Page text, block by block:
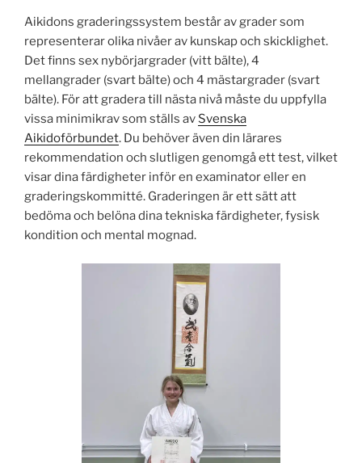
Aikidons graderingssystem består av grader som
representerar olika nivåer av kunskap och skicklighet.
Det finns sex nybörjargrader (vitt bälte), 4
mellangrader (svart bälte) och 4 mästargrader (svart
bälte). För att gradera till nästa nivå måste du uppfylla
vissa minimikrav som ställs av Svenska
Aikidoförbundet. Du behöver även din lärares
rekommendation och slutligen genomgå ett test, vilket
visar dina färdigheter inför en examinator eller en
graderingskommitté. Graderingen är ett sätt att
bedöma och belöna dina tekniska färdigheter, fysisk
kondition och mental mognad.